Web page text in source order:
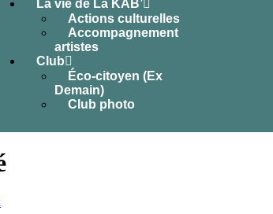
La vie de La KAB’
Actions culturelles
Accompagnement
artistes
Club
Éco-citoyen (Ex
Demain)
Club photo